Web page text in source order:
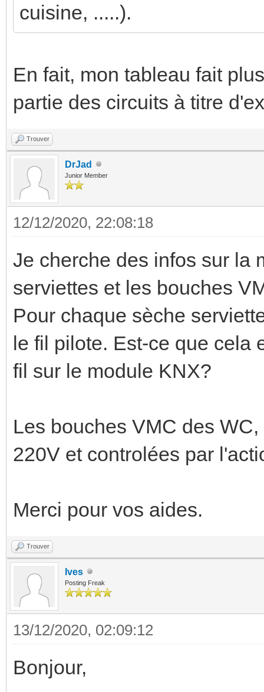
cuisine, .....).
En fait, mon tableau fait
partie des circuits à titre
Trouver
DrJad
Junior Member
12/12/2020, 22:08:18
Je cherche des infos sur la
serviettes et les bouches
Pour chaque sèche
le fil pilote. Est-ce que cela
fil sur le module KNX?
Les bouches VMC des
220V et controlées par
Merci pour vos aides.
Trouver
Ives
Posting Freak
13/12/2020, 02:09:12
Bonjour,